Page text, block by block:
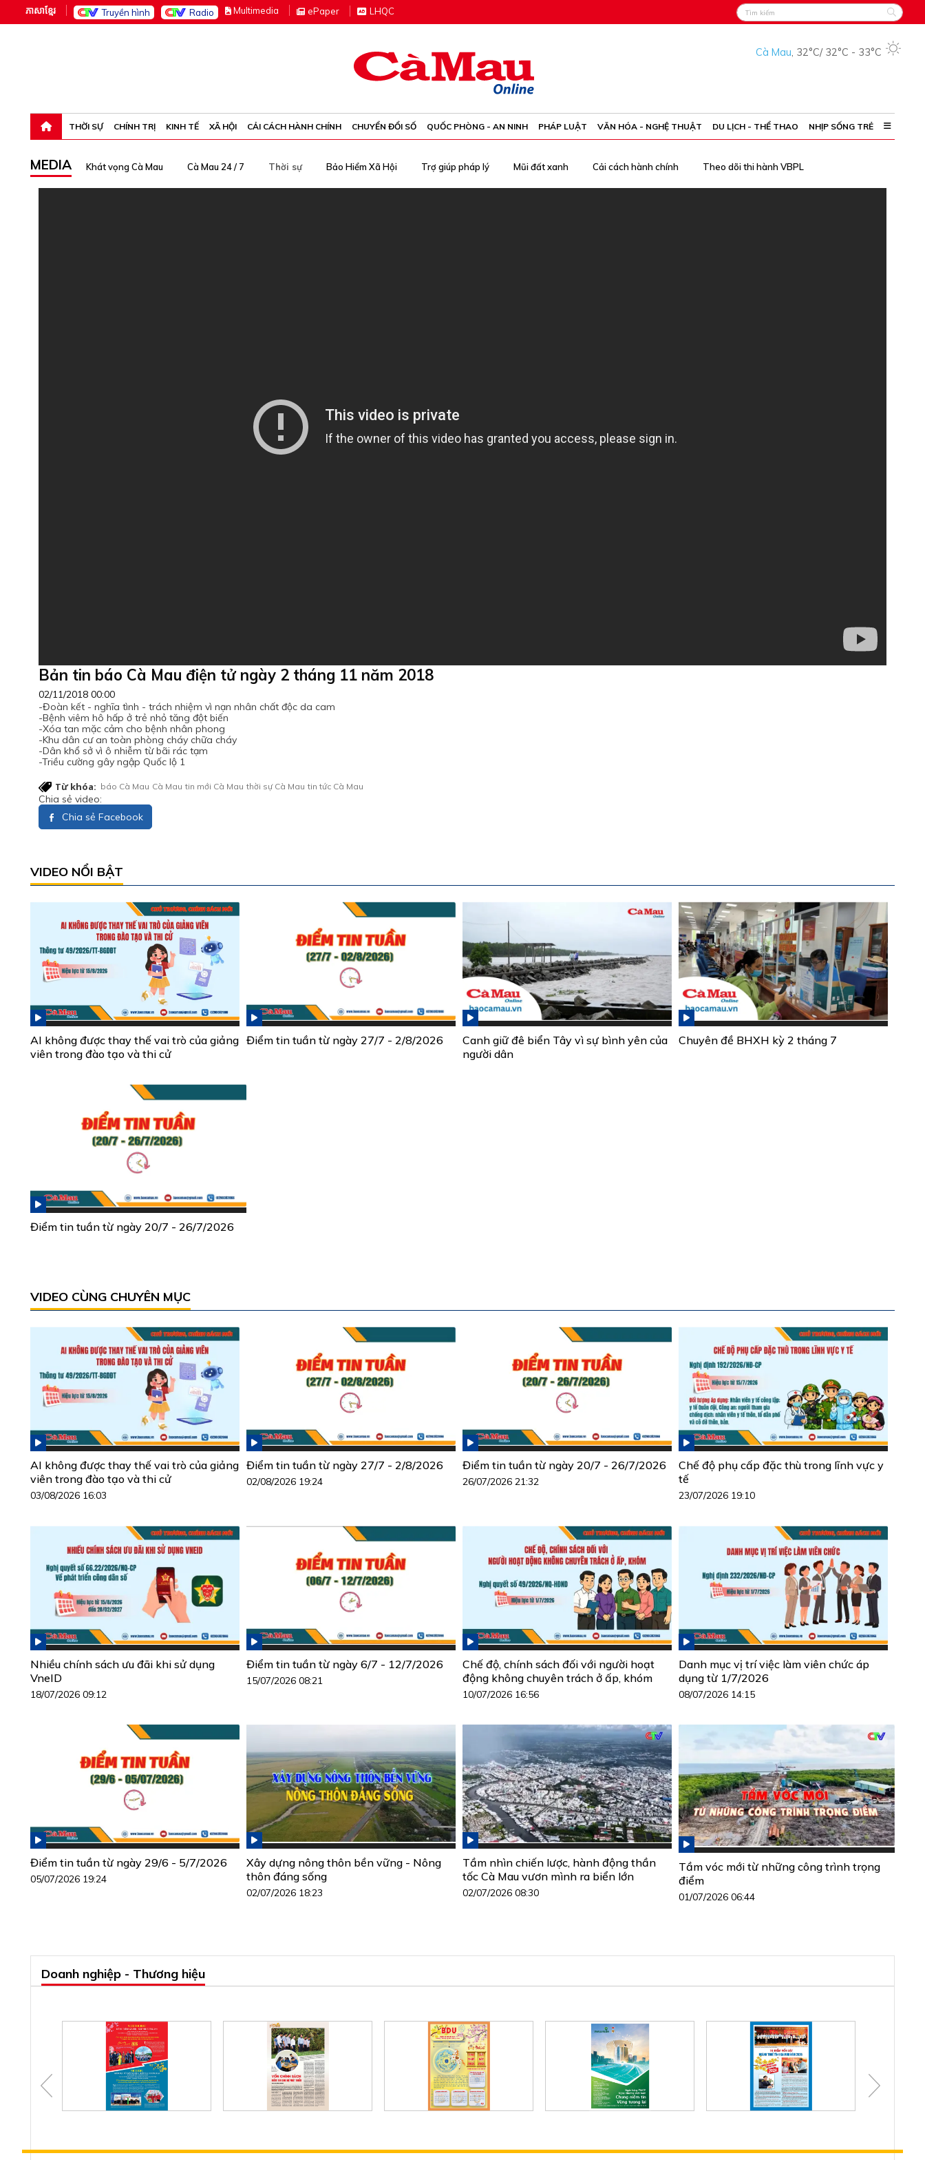
ភាសាខ្មែរ Truyền hình Radio Multimedia ePaper LHQC
Cà Mau, 32°C/ 32°C - 33°C
THỜI SỰ CHÍNH TRỊ KINH TẾ XÃ HỘI CẢI CÁCH HÀNH CHÍNH CHUYỂN ĐỔI SỐ QUỐC PHÒNG - AN NINH PHÁP LUẬT VĂN HÓA - NGHỆ THUẬT DU LỊCH - THỂ THAO NHỊP SỐNG TRẺ
MEDIA Khát vọng Cà Mau Cà Mau 24 / 7 Thời sự Bảo Hiểm Xã Hội Trợ giúp pháp lý Mũi đất xanh Cải cách hành chính Theo dõi thi hành VBPL
Bản tin báo Cà Mau điện tử ngày 2 tháng 11 năm 2018
02/11/2018 00:00
-Đoàn kết - nghĩa tình - trách nhiệm vì nạn nhân chất độc da cam
-Bệnh viêm hô hấp ở trẻ nhỏ tăng đột biến
-Xóa tan mặc cảm cho bệnh nhân phong
-Khu dân cư an toàn phòng cháy chữa cháy
-Dân khổ sở vì ô nhiễm từ bãi rác tạm
-Triều cường gây ngập Quốc lộ 1
Từ khóa: báo Cà Mau Cà Mau tin mới Cà Mau thời sự Cà Mau tin tức Cà Mau
Chia sẻ video:
Chia sẻ Facebook
VIDEO NỔI BẬT
AI không được thay thế vai trò của giảng
viên trong đào tạo và thi cử
Điểm tin tuần từ ngày 27/7 - 2/8/2026
Canh giữ đê biển Tây vì sự bình yên của
người dân
Chuyên đề BHXH kỳ 2 tháng 7
Điểm tin tuần từ ngày 20/7 - 26/7/2026
VIDEO CÙNG CHUYÊN MỤC
AI không được thay thế vai trò của giảng
viên trong đào tạo và thi cử
03/08/2026 16:03
Điểm tin tuần từ ngày 27/7 - 2/8/2026
02/08/2026 19:24
Điểm tin tuần từ ngày 20/7 - 26/7/2026
26/07/2026 21:32
Chế độ phụ cấp đặc thù trong lĩnh vực y
tế
23/07/2026 19:10
Nhiều chính sách ưu đãi khi sử dụng
VneID
18/07/2026 09:12
Điểm tin tuần từ ngày 6/7 - 12/7/2026
15/07/2026 08:21
Chế độ, chính sách đối với người hoạt
động không chuyên trách ở ấp, khóm
10/07/2026 16:56
Danh mục vị trí việc làm viên chức áp
dụng từ 1/7/2026
08/07/2026 14:15
Điểm tin tuần từ ngày 29/6 - 5/7/2026
05/07/2026 19:24
Xây dựng nông thôn bền vững - Nông
thôn đáng sống
02/07/2026 18:23
Tầm nhìn chiến lược, hành động thần
tốc Cà Mau vươn mình ra biển lớn
02/07/2026 08:30
Tầm vóc mới từ những công trình trọng
điểm
01/07/2026 06:44
Doanh nghiệp - Thương hiệu